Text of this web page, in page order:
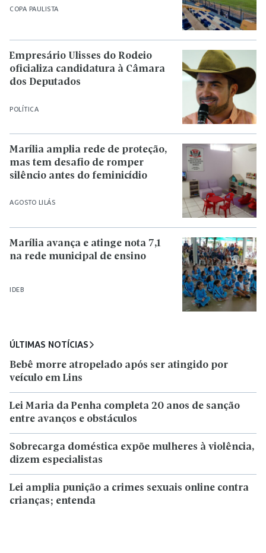
COPA PAULISTA
POLÍTICA
Empresário Ulisses do Rodeio
oficializa candidatura à Câmara
dos Deputados
AGOSTO LILÁS
Marília amplia rede de proteção,
mas tem desafio de romper
silêncio antes do feminicídio
IDEB
Marília avança e atinge nota 7,1
na rede municipal de ensino
ÚLTIMAS NOTÍCIAS
Bebê morre atropelado após ser atingido por
veículo em Lins
Lei Maria da Penha completa 20 anos de sanção
entre avanços e obstáculos
Sobrecarga doméstica expõe mulheres à violência,
dizem especialistas
Lei amplia punição a crimes sexuais online contra
crianças; entenda